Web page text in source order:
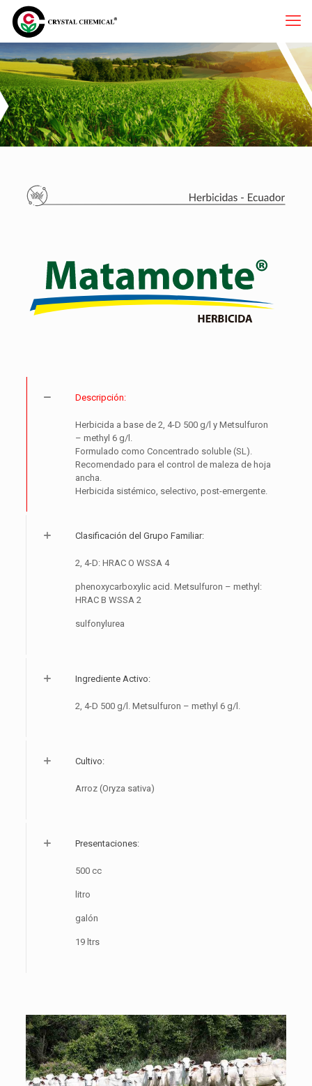
Descripción:
Herbicida a base de 2, 4-D 500 g/l y Metsulfuron
– methyl 6 g/l.
Formulado como Concentrado soluble (SL).
Recomendado para el control de maleza de hoja
ancha.
Herbicida sistémico, selectivo, post-emergente.
Clasificación del Grupo Familiar:
2, 4-D: HRAC O WSSA 4
phenoxycarboxylic acid. Metsulfuron – methyl:
HRAC B WSSA 2
sulfonylurea
Ingrediente Activo:
2, 4-D 500 g/l. Metsulfuron – methyl 6 g/l.
Cultivo:
Arroz (Oryza sativa)
Presentaciones:
500 cc
litro
galón
19 ltrs